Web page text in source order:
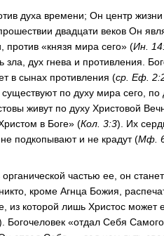
духа времени; Он центр
двадцати веков Он
«князя мира сего» (Ин.
дух гнева и противления.
в сынах противления (ср. Еф.
по духу мира сего, по
живут по духу Христовой
в Боге» (Кол. 3:3). Их
подкопывают и не крадут (Мф.
частью ее, он
кроме Агнца Божия,
которой лишь Христос может
Богочеловек «отдал Себя